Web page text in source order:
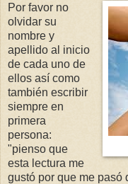
Por favor no
olvidar su
nombre y
apellido al inicio
de cada uno de
ellos así como
también escribir
siempre en
primera
persona:
"pienso que
esta lectura me
gustó por que me pasó